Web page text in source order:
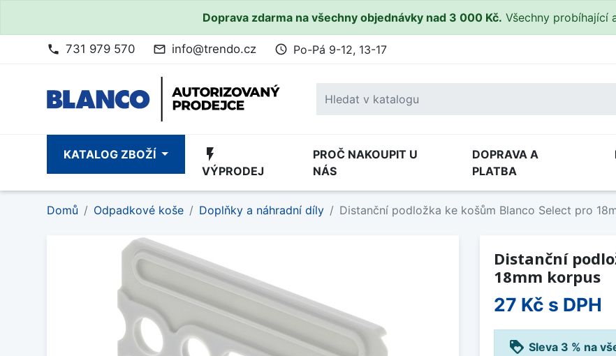
Doprava zdarma na všechny objednávky nad 3 000 Kč. Všechny probíhající
phone 731 979 570 mail_outline info@trendo.cz access_time Po-Pá 9-12, 13-17
KATALOG ZBOŽÍ flash_on
VÝPRODEJ
PROČ NAKOUPIT U
NÁS
DOPRAVA A
PLATBA
Domů Odpadkové koše Doplňky a náhradní díly Distanční podložka ke košům Blanco Select pro
Distanční
18mm korpus
27 Kč s DPH
loyalty Sleva 3 % na